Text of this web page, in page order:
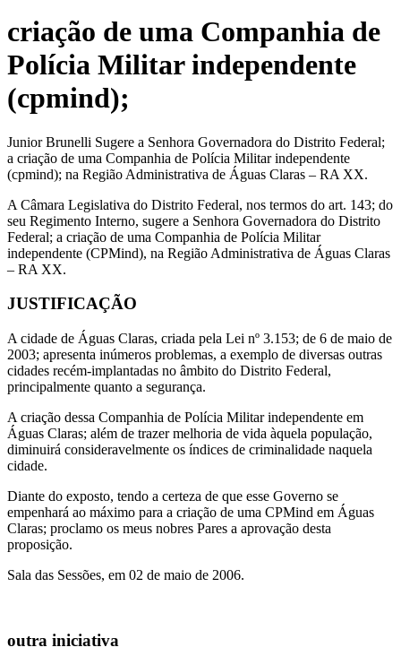
criação de uma Companhia de
Polícia Militar independente
(cpmind);
Junior Brunelli Sugere a Senhora Governadora do Distrito Federal;
a criação de uma Companhia de Polícia Militar independente
(cpmind); na Região Administrativa de Águas Claras – RA XX.
A Câmara Legislativa do Distrito Federal, nos termos do art. 143; do
seu Regimento Interno, sugere a Senhora Governadora do Distrito
Federal; a criação de uma Companhia de Polícia Militar
independente (CPMind), na Região Administrativa de Águas Claras
– RA XX.
JUSTIFICAÇÃO
A cidade de Águas Claras, criada pela Lei nº 3.153; de 6 de maio de
2003; apresenta inúmeros problemas, a exemplo de diversas outras
cidades recém-implantadas no âmbito do Distrito Federal,
principalmente quanto a segurança.
A criação dessa Companhia de Polícia Militar independente em
Águas Claras; além de trazer melhoria de vida àquela população,
diminuirá consideravelmente os índices de criminalidade naquela
cidade.
Diante do exposto, tendo a certeza de que esse Governo se
empenhará ao máximo para a criação de uma CPMind em Águas
Claras; proclamo os meus nobres Pares a aprovação desta
proposição.
Sala das Sessões, em 02 de maio de 2006.
outra iniciativa